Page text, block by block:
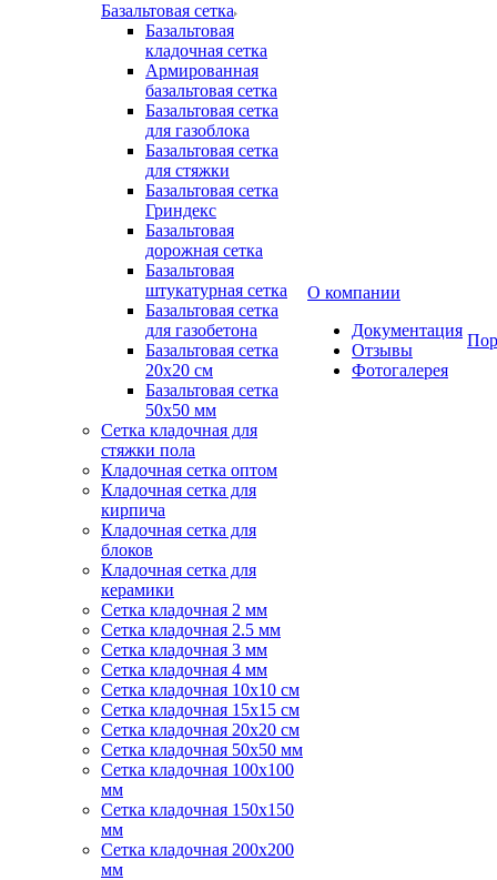
Базальтовая сетка
Базальтовая
кладочная сетка
Армированная
базальтовая сетка
Базальтовая сетка
для газоблока
Базальтовая сетка
для стяжки
Базальтовая сетка
Гриндекс
Базальтовая
дорожная сетка
Базальтовая
штукатурная сетка
Базальтовая сетка
для газобетона
Базальтовая сетка
20x20 см
Базальтовая сетка
50x50 мм
Сетка кладочная для
стяжки пола
Кладочная сетка оптом
Кладочная сетка для
кирпича
Кладочная сетка для
блоков
Кладочная сетка для
керамики
Сетка кладочная 2 мм
Сетка кладочная 2.5 мм
Сетка кладочная 3 мм
Сетка кладочная 4 мм
Сетка кладочная 10x10 см
Сетка кладочная 15x15 см
Сетка кладочная 20x20 см
Сетка кладочная 50x50 мм
Сетка кладочная 100x100
мм
Сетка кладочная 150x150
мм
Сетка кладочная 200x200
мм
О компании
Документация
Отзывы
Фотогалерея